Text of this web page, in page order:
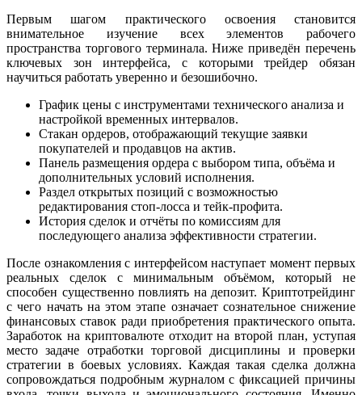
Первым шагом практического освоения становится
внимательное изучение всех элементов рабочего
пространства торгового терминала. Ниже приведён перечень
ключевых зон интерфейса, с которыми трейдер обязан
научиться работать уверенно и безошибочно.
График цены с инструментами технического анализа и
настройкой временных интервалов.
Стакан ордеров, отображающий текущие заявки
покупателей и продавцов на актив.
Панель размещения ордера с выбором типа, объёма и
дополнительных условий исполнения.
Раздел открытых позиций с возможностью
редактирования стоп-лосса и тейк-профита.
История сделок и отчёты по комиссиям для
последующего анализа эффективности стратегии.
После ознакомления с интерфейсом наступает момент первых
реальных сделок с минимальным объёмом, который не
способен существенно повлиять на депозит. Криптотрейдинг
с чего начать на этом этапе означает сознательное снижение
финансовых ставок ради приобретения практического опыта.
Заработок на криптовалюте отходит на второй план, уступая
место задаче отработки торговой дисциплины и проверки
стратегии в боевых условиях. Каждая такая сделка должна
сопровождаться подробным журналом с фиксацией причины